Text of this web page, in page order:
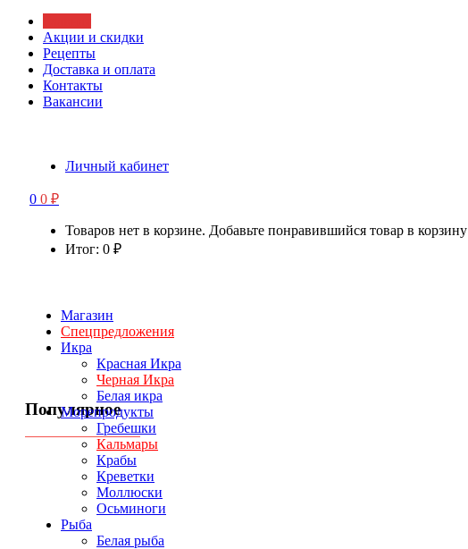
Акции и скидки
Рецепты
Доставка и оплата
Контакты
Вакансии
Личный кабинет
0 0 ₽
Товаров нет в корзине. Добавьте понравившийся товар в корзину
Итог: 0 ₽
Магазин
Спецпредложения
Икра
Красная Икра
Черная Икра
Белая икра
Морепродукты
Гребешки
Кальмары
Крабы
Креветки
Моллюски
Осьминоги
Рыба
Белая рыба
Популярное